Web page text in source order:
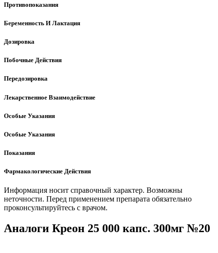
Противопоказания
Беременность И Лактация
Дозировка
Побочные Действия
Передозировка
Лекарственное Взаимодействие
Особые Указания
Особые Указания
Показания
Фармакологические Действия
Информация носит справочный характер. Возможны
неточности. Перед применением препарата обязательно
проконсультируйтесь с врачом.
Аналоги Креон 25 000 капс. 300мг №20